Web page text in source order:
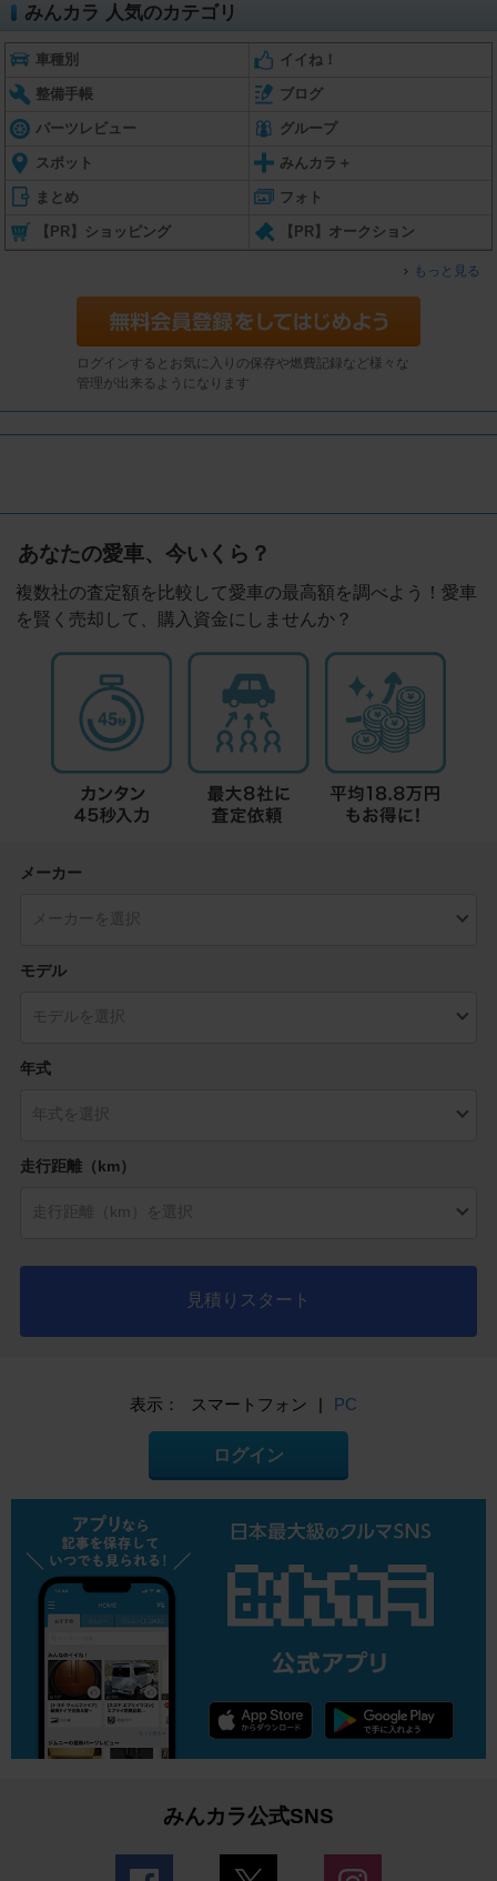
みんカラ 人気のカテゴリ
車種別 イイね！
整備手帳 ブログ
パーツレビュー グループ
スポット みんカラ＋
まとめ フォト
【PR】ショッピング 【PR】オークション
もっと見る
ログインするとお気に入りの保存や燃費記録など様々な
管理が出来るようになります
あなたの愛車、今いくら？
複数社の査定額を比較して愛車の最高額を調べよう！愛車
を賢く売却して、購入資金にしませんか？
メーカー
モデル
年式
走行距離（km）
見積りスタート
表示： スマートフォン | PC
ログイン
みんカラ公式SNS